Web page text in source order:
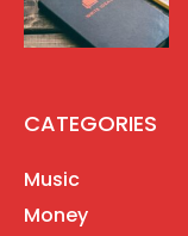
CATEGORIES
Music
Money